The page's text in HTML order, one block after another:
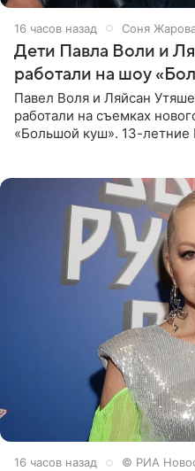
16 часов назад Соня
Дети Павла Воли и
работали на шоу
Павел Воля и Ляйсан
работали на съемках
«Большой куш». 13-летние
16 часов назад © РИА